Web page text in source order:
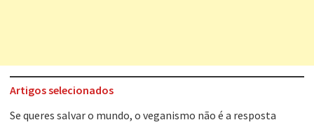
Artigos selecionados
Se queres salvar o mundo, o veganismo não é a resposta
Tem que filmar isso daí